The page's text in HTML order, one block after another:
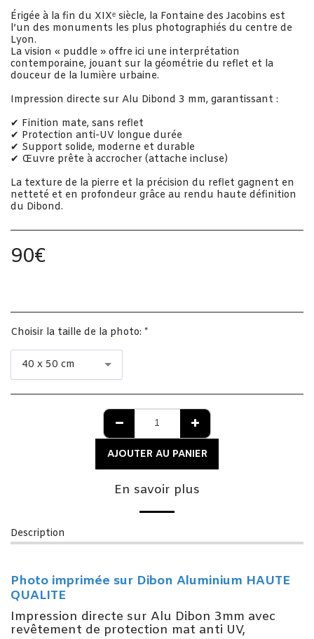
Érigée à la fin du XIXᵉ siècle, la Fontaine des Jacobins est
l’un des monuments les plus photographiés du centre de
Lyon.
La vision « puddle » offre ici une interprétation
contemporaine, jouant sur la géométrie du reflet et la
douceur de la lumière urbaine.
Impression directe sur Alu Dibond 3 mm, garantissant :
✔ Finition mate, sans reflet
✔ Protection anti-UV longue durée
✔ Support solide, moderne et durable
✔ Œuvre prête à accrocher (attache incluse)
La texture de la pierre et la précision du reflet gagnent en
netteté et en profondeur grâce au rendu haute définition
du Dibond.
90€
Choisir la taille de la photo: *
40 x 50 cm
AJOUTER AU PANIER
En savoir plus
Description
Photo imprimée sur Dibon Aluminium HAUTE
QUALITE
Impression directe sur Alu Dibon 3mm avec
revêtement de protection mat anti UV,